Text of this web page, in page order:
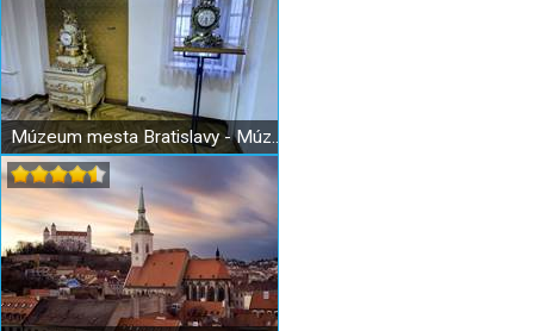
Múzeum mesta Bratislavy - Múzeum hodín